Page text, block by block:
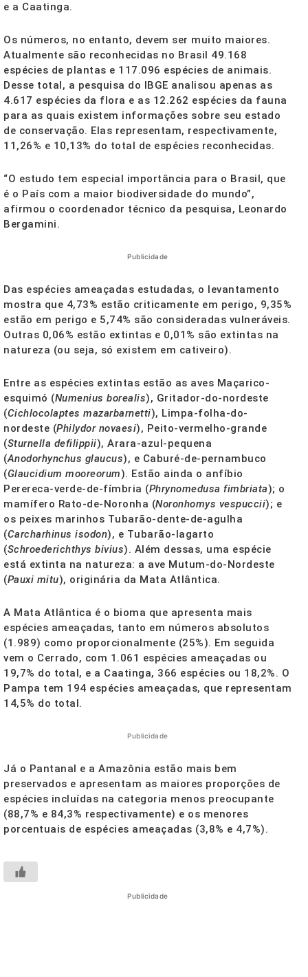
e a Caatinga.
Os números, no entanto, devem ser muito maiores.
Atualmente são reconhecidas no Brasil 49.168
espécies de plantas e 117.096 espécies de animais.
Desse total, a pesquisa do IBGE analisou apenas as
4.617 espécies da flora e as 12.262 espécies da fauna
para as quais existem informações sobre seu estado
de conservação. Elas representam, respectivamente,
11,26% e 10,13% do total de espécies reconhecidas.
“O estudo tem especial importância para o Brasil, que
é o País com a maior biodiversidade do mundo”,
afirmou o coordenador técnico da pesquisa, Leonardo
Bergamini.
Publicidade
Das espécies ameaçadas estudadas, o levantamento
mostra que 4,73% estão criticamente em perigo, 9,35%
estão em perigo e 5,74% são consideradas vulneráveis.
Outras 0,06% estão extintas e 0,01% são extintas na
natureza (ou seja, só existem em cativeiro).
Entre as espécies extintas estão as aves Maçarico-
esquimó (Numenius borealis), Gritador-do-nordeste
(Cichlocolaptes mazarbarnetti), Limpa-folha-do-
nordeste (Philydor novaesi), Peito-vermelho-grande
(Sturnella defilippii), Arara-azul-pequena
(Anodorhynchus glaucus), e Caburé-de-pernambuco
(Glaucidium mooreorum). Estão ainda o anfíbio
Perereca-verde-de-fímbria (Phrynomedusa fimbriata); o
mamífero Rato-de-Noronha (Noronhomys vespuccii); e
os peixes marinhos Tubarão-dente-de-agulha
(Carcharhinus isodon), e Tubarão-lagarto
(Schroederichthys bivius). Além dessas, uma espécie
está extinta na natureza: a ave Mutum-do-Nordeste
(Pauxi mitu), originária da Mata Atlântica.
A Mata Atlântica é o bioma que apresenta mais
espécies ameaçadas, tanto em números absolutos
(1.989) como proporcionalmente (25%). Em seguida
vem o Cerrado, com 1.061 espécies ameaçadas ou
19,7% do total, e a Caatinga, 366 espécies ou 18,2%. O
Pampa tem 194 espécies ameaçadas, que representam
14,5% do total.
Publicidade
Já o Pantanal e a Amazônia estão mais bem
preservados e apresentam as maiores proporções de
espécies incluídas na categoria menos preocupante
(88,7% e 84,3% respectivamente) e os menores
porcentuais de espécies ameaçadas (3,8% e 4,7%).
Publicidade